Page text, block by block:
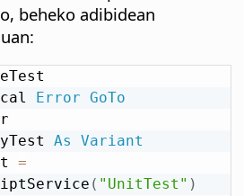
beheko adibidean
Error GoTo
As
Variant
=
( "UnitTest" )